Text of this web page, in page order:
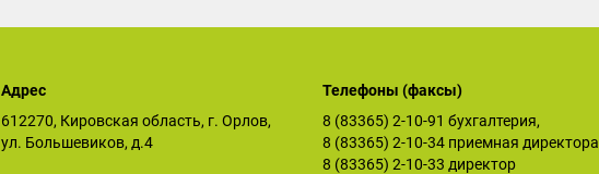
Адрес
612270, Кировская область, г. Орлов,
ул. Большевиков, д.4
Телефоны (факсы)
8 (83365) 2-10-91 бухгалтерия,
8 (83365) 2-10-34 приемная директора
8 (83365) 2-10-33 директор